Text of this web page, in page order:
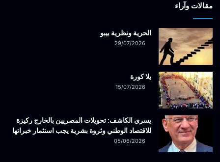
مقالات وآراء
الحرية ونظرية بيبو
29/07/2026
يلا كورة
15/07/2026
يسري الكاشف: تحويلات المصريين بالخارج ركيزة
للاقتصاد الوطني وثروة بشرية يجب استثمار خبراتها
05/06/2026